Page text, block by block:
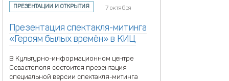
ПРЕЗЕНТАЦИИ И ОТКРЫТИЯ 7 октября
Презентация спектакля-митинга
«Героям былых времён» в КИЦ
В Культурно-информационном центре
Севастополя состоится презентация
специальной версии спектакля-митинга